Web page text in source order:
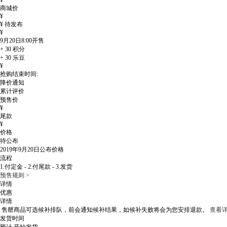
商城价
¥
¥ 待发布
¥
9月20日8:00开售
+ 30 积分
+ 30 乐豆
¥
抢购结束时间:
降价通知
累计评价
预售价
¥
尾款
¥
价格
待公布
2019年9月20日 公布价格
流程
1.付定金 - 2.付尾款 - 3.发货
预售规则 >
详情
优惠
详情
售罄商品可选候补排队， 前会通知候补结果，如候补失败将会为您安排退款。
查看
发货时间